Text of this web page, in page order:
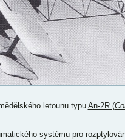
letounu typu An-2R (
systému pro